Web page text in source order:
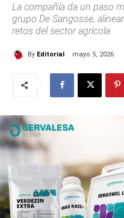
La compañía da un paso
grupo De Sangosse,
retos del sector agrícola
By Editorial mayo 5, 2026